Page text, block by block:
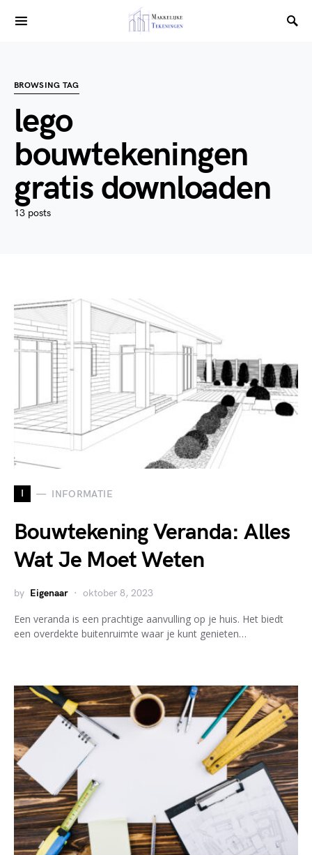
BROWSING TAG
lego
bouwtekeningen
gratis downloaden
13 posts
I INFORMATIE
Bouwtekening Veranda: Alles
Wat Je Moet Weten
by Eigenaar oktober 8, 2023
Een veranda is een prachtige aanvulling op je huis. Het biedt
een overdekte buitenruimte waar je kunt genieten…